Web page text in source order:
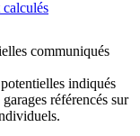
communiqués
indiqués
référencés sur